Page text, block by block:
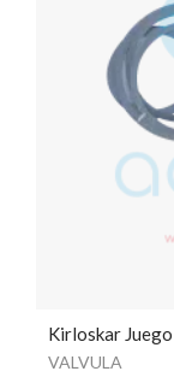
Kirloskar
VALVULA